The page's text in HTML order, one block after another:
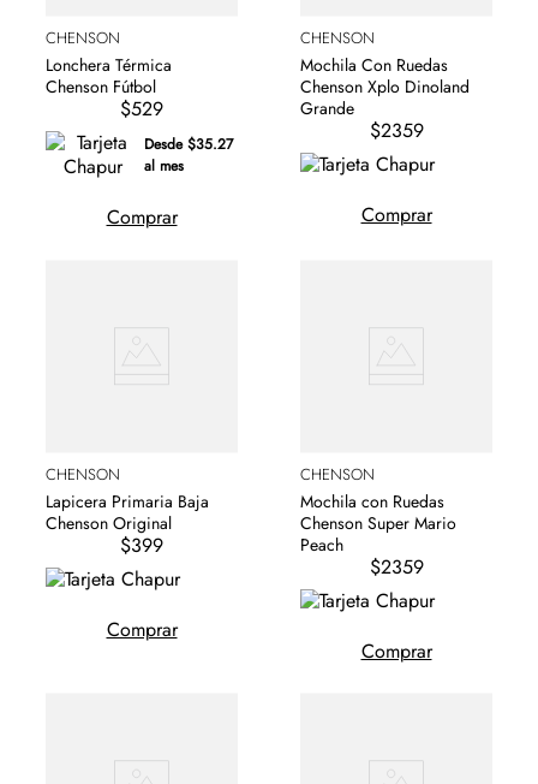
CHENSON
Lonchera Térmica
Chenson Fútbol
$529
Desde $35.27
al mes
Comprar
CHENSON
Mochila Con Ruedas
Chenson Xplo Dinoland
Grande
$2359
Comprar
CHENSON
Lapicera Primaria Baja
Chenson Original
$399
Comprar
CHENSON
Mochila con Ruedas
Chenson Super Mario
Peach
$2359
Comprar